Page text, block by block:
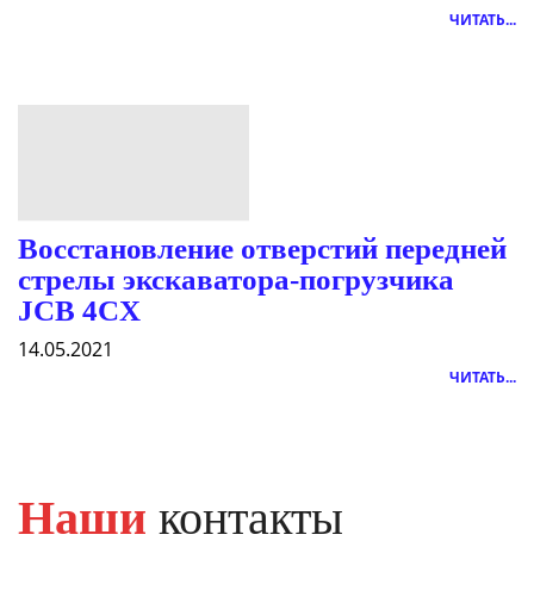
ЧИТАТЬ...
Восстановление отверстий передней
стрелы экскаватора-погрузчика
JCB 4CX
14.05.2021
ЧИТАТЬ...
Наши контакты